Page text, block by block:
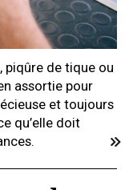
piqûre de tique ou
assortie pour
et toujours
qu’elle doit